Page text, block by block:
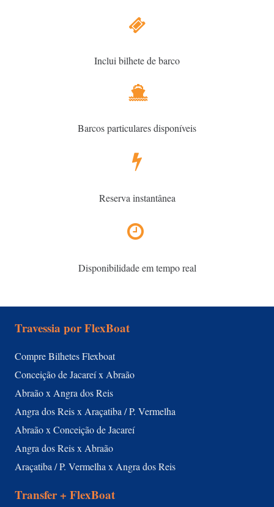
Inclui bilhete de barco
Barcos particulares disponíveis
Reserva instantânea
Disponibilidade em tempo real
Travessia por FlexBoat
Compre Bilhetes Flexboat
Conceição de Jacareí x Abraão
Abraão x Angra dos Reis
Angra dos Reis x Araçatiba / P. Vermelha
Abraão x Conceição de Jacareí
Angra dos Reis x Abraão
Araçatiba / P. Vermelha x Angra dos Reis
Transfer + FlexBoat